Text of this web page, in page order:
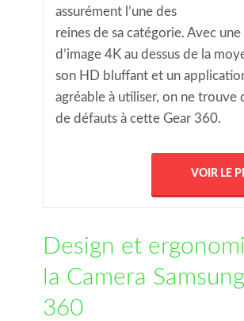
assurément l’une des
reines de sa catégorie. Avec
d’image 4K au dessus de la
son HD bluffant et un
agréable à utiliser, on ne trouve
de défauts à cette Gear 360.
VOIR LE
Design et
la Camera
360